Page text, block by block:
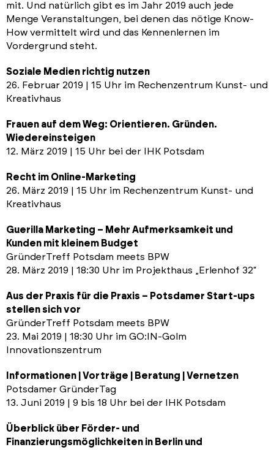
mit. Und natürlich gibt es im Jahr 2019 auch jede
Menge Veranstaltungen, bei denen das nötige Know-
How vermittelt wird und das Kennenlernen im
Vordergrund steht.
Soziale Medien richtig nutzen
26. Februar 2019 | 15 Uhr im Rechenzentrum Kunst- und
Kreativhaus
Frauen auf dem Weg: Orientieren. Gründen.
Wiedereinsteigen
12. März 2019 | 15 Uhr bei der IHK Potsdam
Recht im Online-Marketing
26. März 2019 | 15 Uhr im Rechenzentrum Kunst- und
Kreativhaus
Guerilla Marketing – Mehr Aufmerksamkeit und
Kunden mit kleinem Budget
GründerTreff Potsdam meets BPW
28. März 2019 | 18:30 Uhr im Projekthaus „Erlenhof 32“
Aus der Praxis für die Praxis – Potsdamer Start-ups
stellen sich vor
GründerTreff Potsdam meets BPW
23. Mai 2019 | 18:30 Uhr im GO:IN-Golm
Innovationszentrum
Informationen | Vorträge | Beratung | Vernetzen
Potsdamer GründerTag
13. Juni 2019 | 9 bis 18 Uhr bei der IHK Potsdam
Überblick über Förder- und
Finanzierungsmöglichkeiten in Berlin und